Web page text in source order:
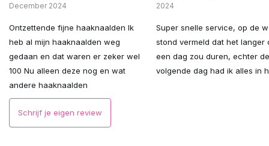
December 2024
Ontzettende fijne haaknaalden Ik
heb al mijn haaknaalden weg
gedaan en dat waren er zeker wel
100 Nu alleen deze nog en wat
andere haaknaalden
2024
Super snelle service, op de
stond vermeld dat het langer
een dag zou duren, echter de
volgende dag had ik alles in
Schrijf je eigen review